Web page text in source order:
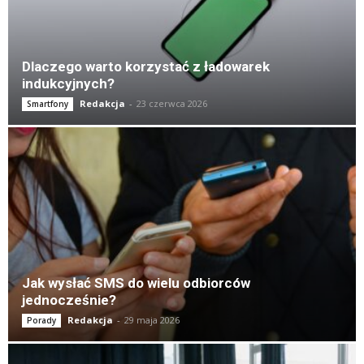
Dlaczego warto korzystać z ładowarek
indukcyjnych?
Smartfony Redakcja - 23 czerwca 2026
Jak wysłać SMS do wielu odbiorców
jednocześnie?
Porady Redakcja - 29 maja 2026